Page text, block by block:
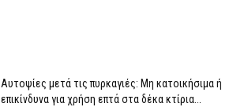
Αυτοψίες μετά τις πυρκαγιές: Μη κατοικήσιμα ή
επικίνδυνα για χρήση επτά στα δέκα κτίρια...